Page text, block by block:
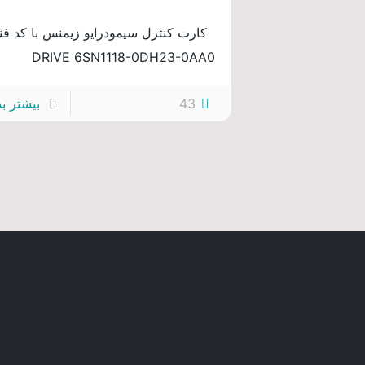
کارت کنترل سیمودرایو زیمنس با کد
DRIVE 6SN1118-0DH23-0AA0
43 بیشتر